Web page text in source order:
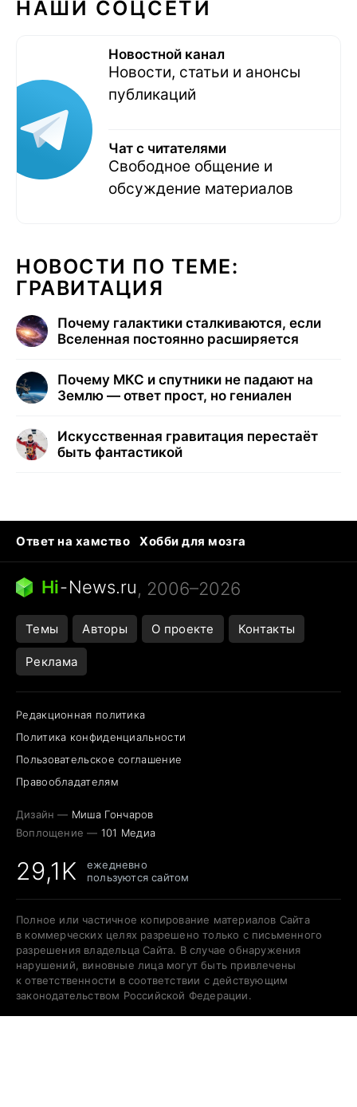
НАШИ СОЦСЕТИ
Новостной канал
Новости, статьи и анонсы
публикаций
Чат с читателями
Свободное общение и
обсуждение материалов
НОВОСТИ ПО ТЕМЕ:
ГРАВИТАЦИЯ
Почему галактики сталкиваются, если
Вселенная постоянно расширяется
Почему МКС и спутники не падают на
Землю — ответ прост, но гениален
Искусственная гравитация перестаёт
быть фантастикой
Ответ на хамство
Хобби для мозга
Бензин 100 и 95
Тунцы в океанариуме
Следующая пандемия
Hi-News.ru, 2006–2026
Темы Авторы О проекте Контакты
Реклама
Редакционная политика
Политика конфиденциальности
Пользовательское соглашение
Правообладателям
Дизайн — Миша Гончаров
Воплощение — 101 Медиа
29,1K
ежедневно
пользуются сайтом
Полное или частичное копирование материалов Сайта
в коммерческих целях разрешено только с письменного
разрешения владельца Сайта. В случае обнаружения
нарушений, виновные лица могут быть привлечены
к ответственности в соответствии с действующим
законодательством Российской Федерации.